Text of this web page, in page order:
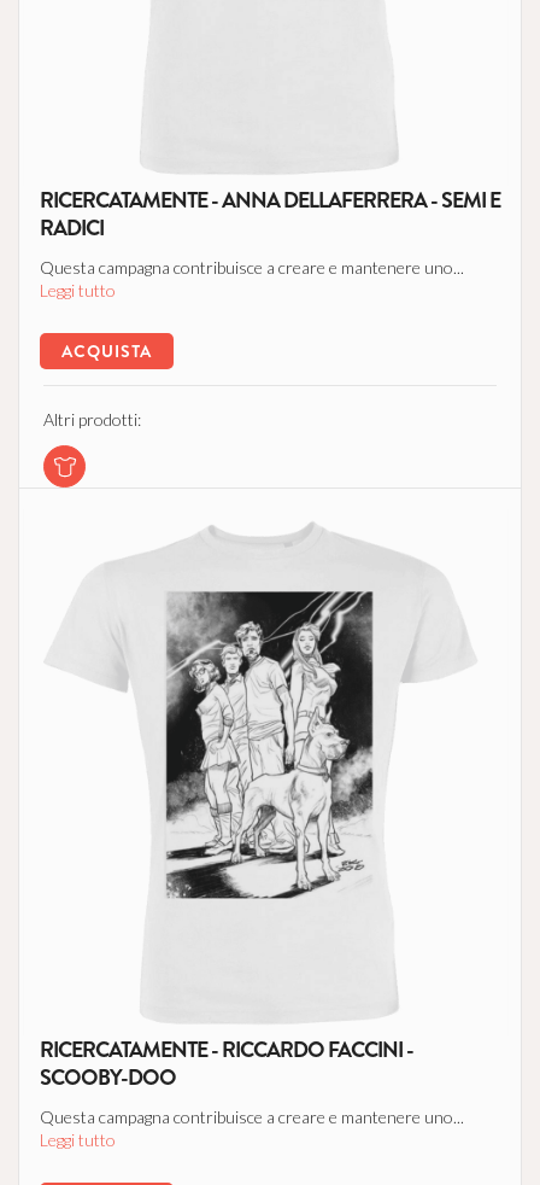
RICERCATAMENTE - ANNA DELLAFERRERA - SEMI E
RADICI
Questa campagna contribuisce a creare e mantenere uno...
Leggi tutto
ACQUISTA
Altri prodotti:
RICERCATAMENTE - RICCARDO FACCINI -
SCOOBY-DOO
Questa campagna contribuisce a creare e mantenere uno...
Leggi tutto